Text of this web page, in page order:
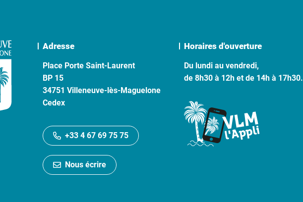
Adresse
Place Porte Saint-Laurent
BP 15
34751 Villeneuve-lès-Maguelone
Cedex
+33 4 67 69 75 75
Nous écrire
Horaires d'ouverture
Du lundi au vendredi,
de 8h30 à 12h et de 14h à 17h30.